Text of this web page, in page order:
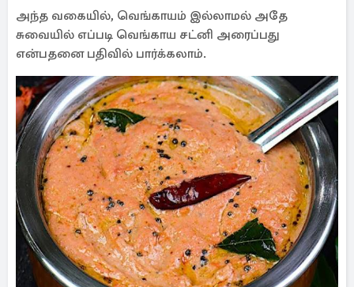
அந்த வகையில், வெங்காயம் இல்லாமல் அதே
சுவையில் எப்படி வெங்காய சட்னி அரைப்பது
என்பதனை பதிவில் பார்க்கலாம்.